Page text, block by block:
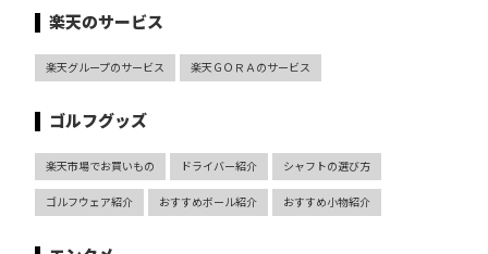
楽天のサービス
楽天グループのサービス 楽天ＧＯＲＡのサービス
ゴルフグッズ
楽天市場でお買いもの ドライバー紹介 シャフトの選び方
ゴルフウェア紹介 おすすめボール紹介 おすすめ小物紹介